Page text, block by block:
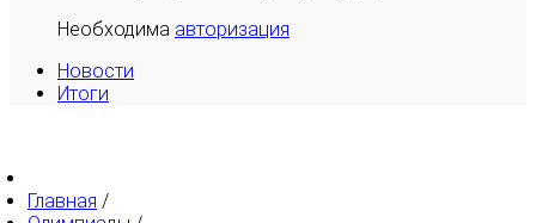
Необходима авторизация
Новости
Итоги
Главная /